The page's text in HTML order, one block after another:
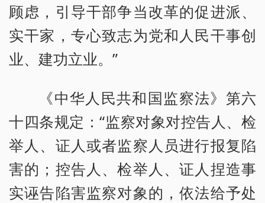
顾虑，引导干部争当改革的促进派、
实干家，专心致志为党和人民干事创
业、建功立业。”
《中华人民共和国监察法》第六
十四条规定：“监察对象对控告人、检
举人、证人或者监察人员进行报复陷
害的；控告人、检举人、证人捏造事
实诬告陷害监察对象的，依法给予处